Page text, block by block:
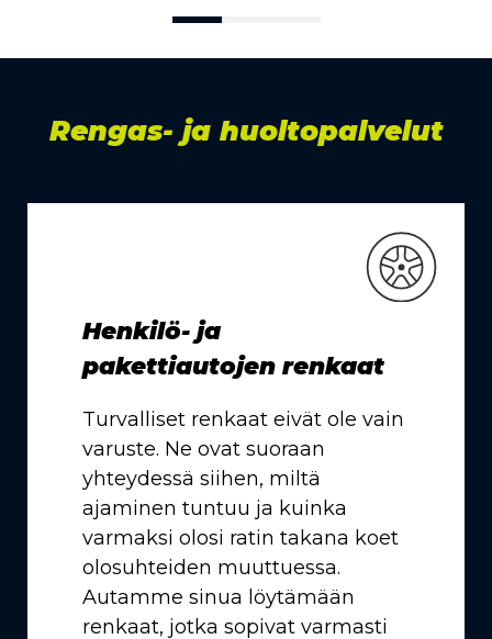
Rengas- ja huoltopalvelut
Henkilö- ja
pakettiautojen renkaat
Turvalliset renkaat eivät ole vain
varuste. Ne ovat suoraan
yhteydessä siihen, miltä
ajaminen tuntuu ja kuinka
varmaksi olosi ratin takana koet
olosuhteiden muuttuessa.
Autamme sinua löytämään
renkaat, jotka sopivat varmasti